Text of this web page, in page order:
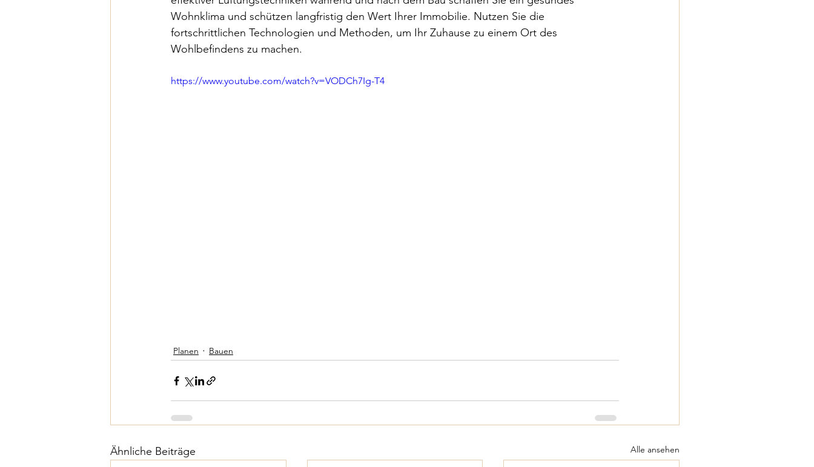
Wohnklima und schützen langfristig den Wert Ihrer Immobilie. Nutzen Sie die
fortschrittlichen Technologien und Methoden, um Ihr Zuhause zu einem Ort des
Wohlbefindens zu machen.
https://www.youtube.com/watch?v=VODCh7Ig-T4
Planen Bauen
Ähnliche Beiträge Alle ansehen